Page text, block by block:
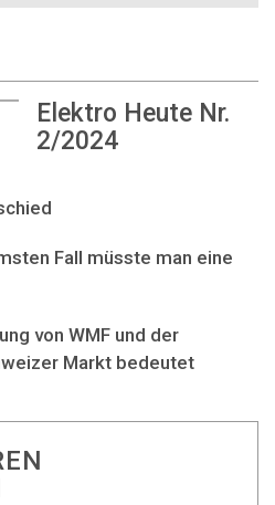
Elektro Heute Nr.
2/2024
Fall müsste man eine
von WMF und der
Markt bedeutet